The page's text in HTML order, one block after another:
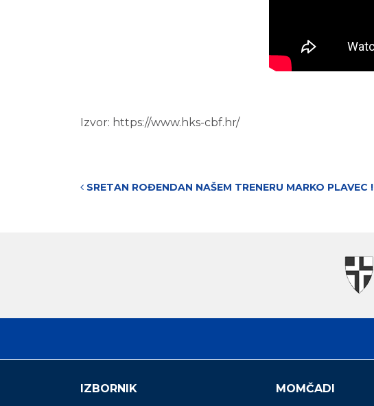
Izvor: https://www.hks-cbf.hr/
Post navigation
SRETAN ROĐENDAN NAŠEM TRENERU MARKO PLAVEC !
IZBORNIK MOMČADI